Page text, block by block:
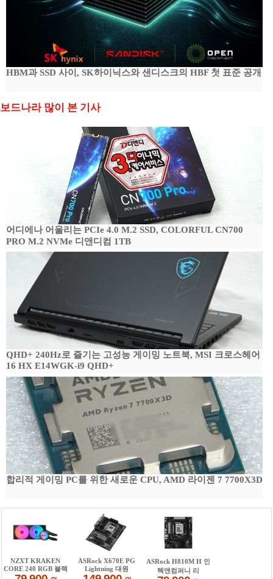
HBM과 SSD 사이, SK하이닉스와 샌디스크의 HBF 첫 표준 공개
보드나라 많이 본 기사
어디에나 어울리는 PCIe 4.0 M.2 SSD, COLORFUL CN700
PRO M.2 NVMe 디앤디컴 1TB
QHD+ 240Hz로 즐기는 고성능 게이밍 노트북, MSI 크로스헤어
16 HX E14WGK-i9 QHD+
합리적 게이밍 PC를 위한 새로운 CPU, AMD 라이젠 7 7700X3D